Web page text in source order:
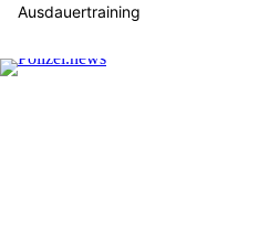
Ausdauertraining